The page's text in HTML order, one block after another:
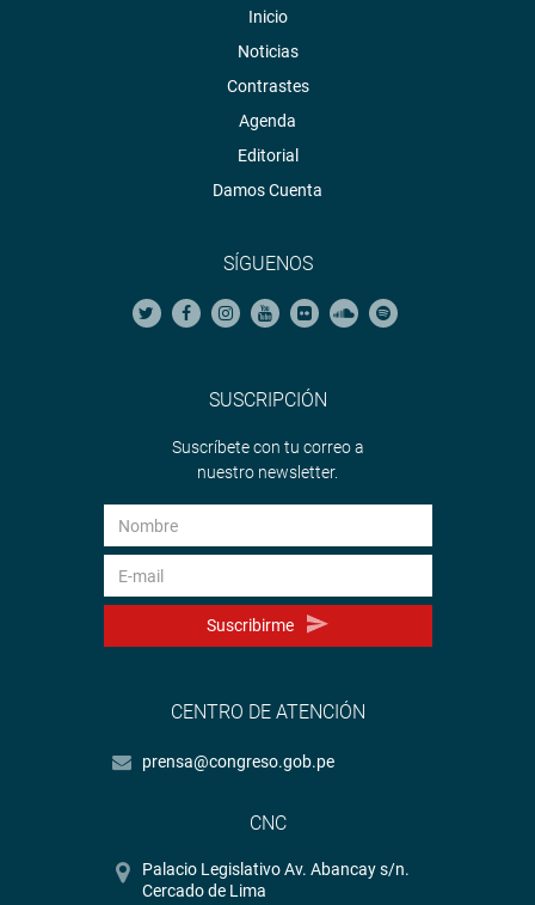
Inicio
Noticias
Contrastes
Agenda
Editorial
Damos Cuenta
SÍGUENOS
SUSCRIPCIÓN
Suscríbete con tu correo a
nuestro newsletter.
Suscribirme
CENTRO DE ATENCIÓN
prensa@congreso.gob.pe
CNC
Palacio Legislativo Av. Abancay s/n.
Cercado de Lima